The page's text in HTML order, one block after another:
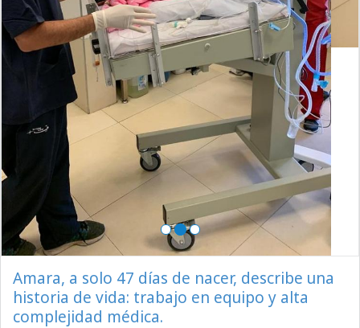
Amara, a solo 47 días de nacer, describe una
historia de vida: trabajo en equipo y alta
complejidad médica.
Domingo 11 de octubre, 8:30 de la mañana. Mientras los mendocinos
transitan el fin de semana largo, profesionales de salud preparan a
Amara para un procedimiento hemodinámico de alta complejidad que
permita corregir la obstrucción de una válvula de su corazón.
16 de Octubre, 2020
Hospital, Prevención, Convenios, Prepagas,
Obras Sociales, A.R.T., PrematuroLeer más >